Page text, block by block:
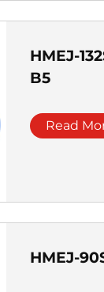
HMEJ-
B5
Read
HMEJ-